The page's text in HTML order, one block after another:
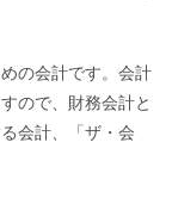
の会計です。会計
ので、財務会計と
会計、「ザ・会